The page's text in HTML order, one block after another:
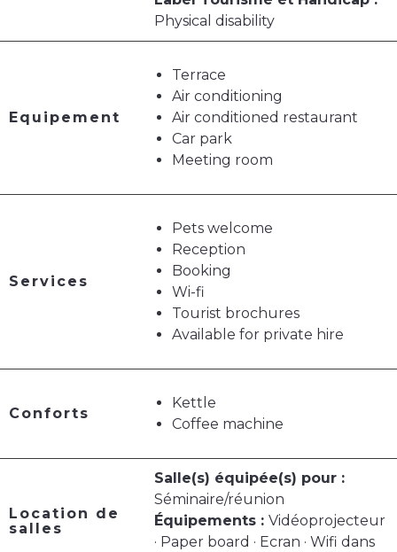
Physical disability
Equipement
Terrace
Air conditioning
Air conditioned restaurant
Car park
Meeting room
Services
Pets welcome
Reception
Booking
Wi-fi
Tourist brochures
Available for private hire
Conforts
Kettle
Coffee machine
Location de
salles
Salle(s) équipée(s) pour :
Séminaire/réunion
Équipements : Vidéoprojecteur
· Paper board · Ecran · Wifi dans